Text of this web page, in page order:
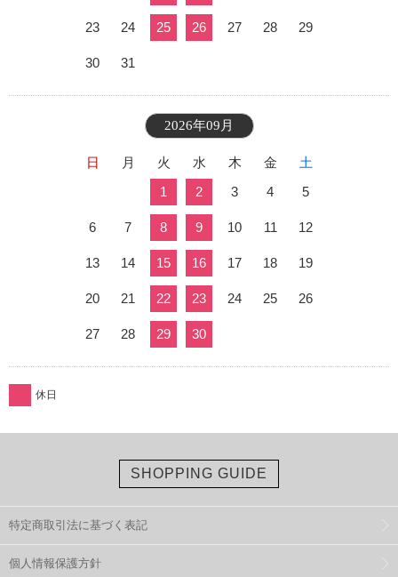
23 24 25 26 27 28 29
30 31
2026年09月
日 月 火 水 木 金
土
1
2 3 4 5
6 7 8 9 10 11 12
13 14 15 16 17 18 19
20 21 22 23 24 25 26
27 28 29 30
休日
SHOPPING GUIDE
特定商取引法に基づく表記
個人情報保護方針